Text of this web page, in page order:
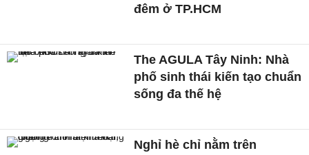
đêm ở TP.HCM
The AGULA Tây Ninh: Nhà
phố sinh thái kiến tạo chuẩn
sống đa thế hệ
Nghỉ hè chỉ nằm trên